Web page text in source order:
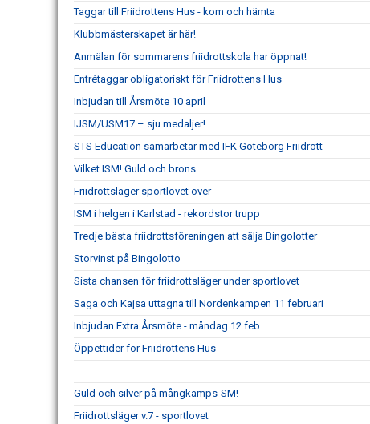
Taggar till Friidrottens Hus - kom och hämta
Klubbmästerskapet är här!
Anmälan för sommarens friidrottskola har öppnat!
Entrétaggar obligatoriskt för Friidrottens Hus
Inbjudan till Årsmöte 10 april
IJSM/USM17 – sju medaljer!
STS Education samarbetar med IFK Göteborg Friidrott
Vilket ISM! Guld och brons
Friidrottsläger sportlovet över
ISM i helgen i Karlstad - rekordstor trupp
Tredje bästa friidrottsföreningen att sälja Bingolotter
Storvinst på Bingolotto
Sista chansen för friidrottsläger under sportlovet
Saga och Kajsa uttagna till Nordenkampen 11 februari
Inbjudan Extra Årsmöte - måndag 12 feb
Öppettider för Friidrottens Hus
Guld och silver på mångkamps-SM!
Friidrottsläger v.7 - sportlovet